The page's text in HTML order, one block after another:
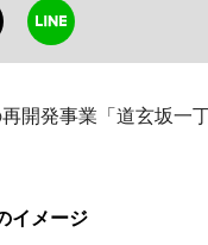
開発事業「道玄坂一
イメージ